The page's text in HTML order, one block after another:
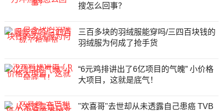
搜怎么回事？
三百多块的羽绒服能穿吗/三四百块钱的
羽绒服为何成了抢手货
“6元鸡排讲出了6亿项目的气魄” 小价格
大项目，这就是底气！
"欢喜哥"去世却从未透露自己患癌 TVB